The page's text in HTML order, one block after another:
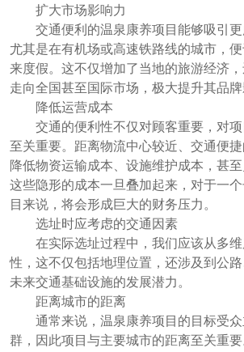
扩大市场影响力
交通便利的温泉康养项目能够吸引更
尤其是在有机场或高速铁路线的城市，
来度假。这不仅增加了当地的旅游经济
走向全国甚至国际市场，极大提升其品牌
降低运营成本
交通的便利性不仅对顾客重要，对
至关重要。距离物流中心较近、交通便
降低物资运输成本、设施维护成本，甚至
这些隐形的成本一旦叠加起来，对于一
目来说，将会形成巨大的财务压力。
选址时应考虑的交通因素
在实际选址过程中，我们应该从多
性，这不仅包括地理位置，还涉及到公
未来交通基础设施的发展潜力。
距离城市的距离
通常来说，温泉康养项目的目标受
群，因此项目与主要城市的距离至关重